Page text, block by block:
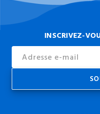
INSCRIVEZ-
Address